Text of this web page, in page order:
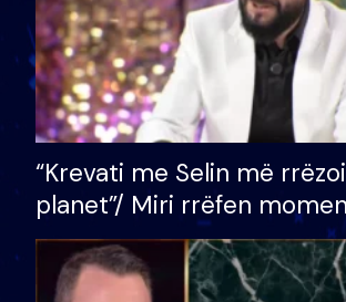
“Krevati me Selin më
planet”/ Miri rrëfen
bukura në shtëpinë e BB
mungojë zilja e mëngjesit